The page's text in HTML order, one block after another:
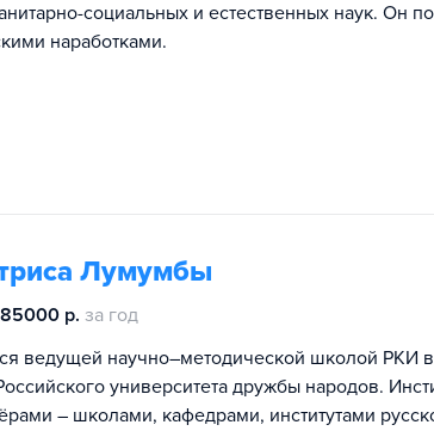
социальных и естественных наук. Он
наработками.
Лумумбы
р. за год
ведущей научно–методической школой РКИ
университета дружбы народов.
– школами, кафедрами, институтами